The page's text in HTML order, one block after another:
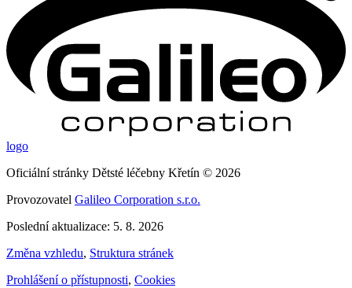
logo
Oficiální stránky Dětsté léčebny Křetín © 2026
Provozovatel Galileo Corporation s.r.o.
Poslední aktualizace: 5. 8. 2026
Změna vzhledu, Struktura stránek
Prohlášení o přístupnosti, Cookies